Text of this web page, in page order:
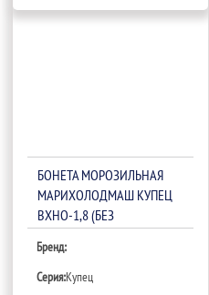
БОНЕТА МОРОЗИЛЬНАЯ
МАРИХОЛОДМАШ КУПЕЦ
ВХНО-1,8 (БЕЗ
Бренд:
Серия:Купец